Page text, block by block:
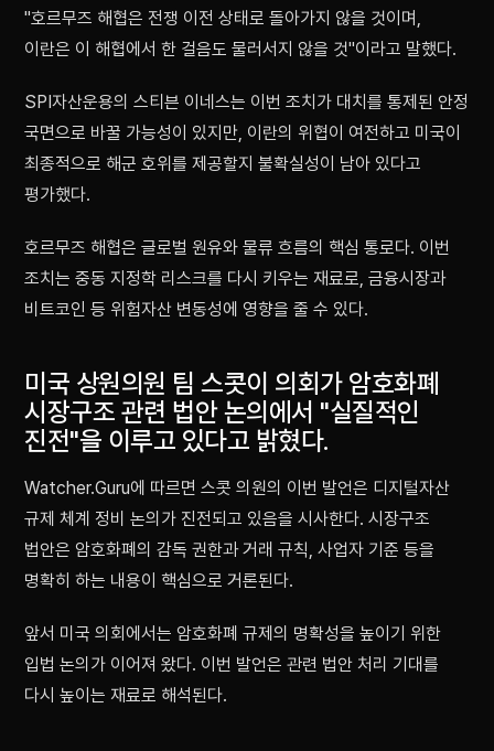
"호르무즈 해협은 전쟁 이전 상태로 돌아가지 않을 것이며,
이란은 이 해협에서 한 걸음도 물러서지 않을 것"이라고 말했다.
SPI자산운용의 스티븐 이네스는 이번 조치가 대치를 통제된 안정
국면으로 바꿀 가능성이 있지만, 이란의 위협이 여전하고 미국이
최종적으로 해군 호위를 제공할지 불확실성이 남아 있다고
평가했다.
호르무즈 해협은 글로벌 원유와 물류 흐름의 핵심 통로다. 이번
조치는 중동 지정학 리스크를 다시 키우는 재료로, 금융시장과
비트코인 등 위험자산 변동성에 영향을 줄 수 있다.
미국 상원의원 팀 스콧이 의회가 암호화폐
시장구조 관련 법안 논의에서 "실질적인
진전"을 이루고 있다고 밝혔다.
Watcher.Guru에 따르면 스콧 의원의 이번 발언은 디지털자산
규제 체계 정비 논의가 진전되고 있음을 시사한다. 시장구조
법안은 암호화폐의 감독 권한과 거래 규칙, 사업자 기준 등을
명확히 하는 내용이 핵심으로 거론된다.
앞서 미국 의회에서는 암호화폐 규제의 명확성을 높이기 위한
입법 논의가 이어져 왔다. 이번 발언은 관련 법안 처리 기대를
다시 높이는 재료로 해석된다.